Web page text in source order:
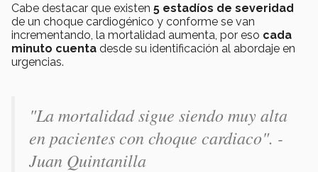
Cabe destacar que existen 5 estadíos de severidad
de un choque cardiogénico y conforme se van
incrementando, la mortalidad aumenta, por eso cada
minuto cuenta desde su identificación al abordaje en
urgencias.
"La mortalidad sigue siendo muy alta
en pacientes con choque cardiaco". -
Juan Quintanilla